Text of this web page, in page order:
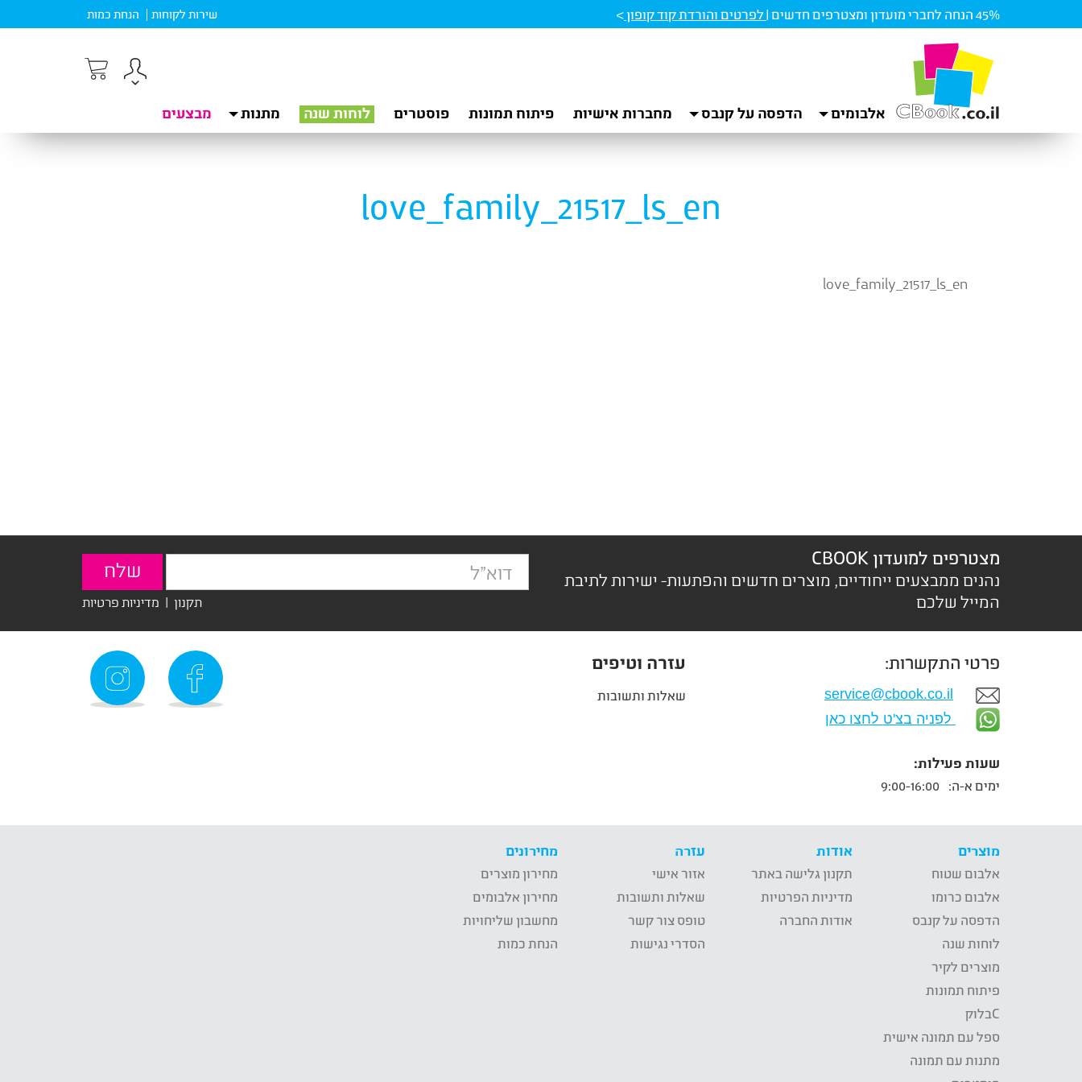
45% הנחה לחברי מועדון ומצטרפים חדשים | לפרטים והורדת קוד קופון> שירות לקוחות הנחת כמות
אלבומים הדפסה על קנבס מחברות אישיות פיתוח תמונות פוסטרים לוחות שנה מתנות מבצעים
love_family_21517_ls_en
love_family_21517_ls_en
מצטרפים למועדון CBOOK
נהנים ממבצעים ייחודיים, מוצרים חדשים והפתעות- ישירות לתיבת
המייל שלכם
תקנון | מדיניות פרטיות
פרטי התקשרות:
service@cbook.co.il
לפניה בצ'ט לחצו כאן
שעות פעילות:
ימים א-ה:
עזרה וטיפים
שאלות ותשובות
מוצרים
אלבום שטוח
אלבום כרומו
הדפסה על קנבס
לוחות שנה
מוצרים לקיר
פיתוח תמונות
Cבלוק
ספל עם תמונה אישית
מתנות עם תמונה
אודות
תקנון גלישה באתר
מדיניות הפרטיות
אודות החברה
עזרה
אזור אישי
שאלות ותשובות
טופס צור קשר
הסדרי נגישות
מחירונים
מחירון מוצרים
מחירון אלבומים
מחשבון שליחויות
הנחת כמות